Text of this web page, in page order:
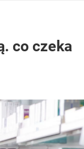
co czeka